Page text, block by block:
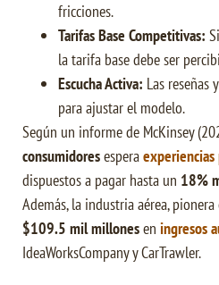
fricciones.
Tarifas Base Competitivas:
la tarifa base debe ser
Escucha Activa: Las reseñas
para ajustar el modelo.
Según un informe de McKinsey
consumidoresesperaexperiencias
dispuestos a pagar hasta un 18%
Además, la industria aérea,
$109.5 mil millonesen ingresos
IdeaWorksCompany y CarTrawler.